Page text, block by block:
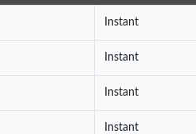
Instant
Instant
Instant
Instant